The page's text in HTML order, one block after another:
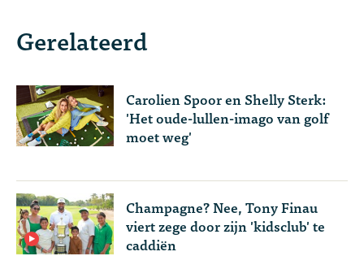
Gerelateerd
Carolien Spoor en Shelly Sterk:
'Het oude-lullen-imago van golf
moet weg'
Champagne? Nee, Tony Finau
viert zege door zijn 'kidsclub' te
caddiën